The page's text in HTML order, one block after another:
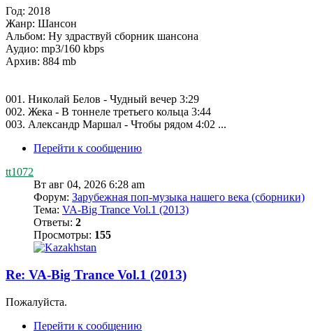
Год: 2018
Жанр: Шансон
Альбом: Ну здраствуй сборник шансона
Аудио: mp3/160 kbps
Архив: 884 mb
001. Николай Белов - Чудный вечер 3:29
002. Жека - В тоннеле третьего кольца 3:44
003. Александр Маршал - Чтобы рядом 4:02 ...
Перейти к сообщению
tt1072
Вт авг 04, 2026 6:28 am
Форум: Зарубежная поп-музыка нашего века (сборники)
Тема: VA-Big Trance Vol.1 (2013)
Ответы: 2
Просмотры: 155
Re: VA-Big Trance Vol.1 (2013)
Пожалуйста.
Перейти к сообщению